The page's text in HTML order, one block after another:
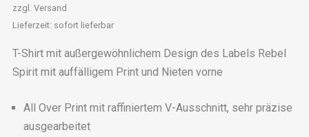
zzgl. Versand
Lieferzeit: sofort lieferbar
T-Shirt mit außergewöhnlichem Design des Labels Rebel
Spirit mit auffälligem Print und Nieten vorne
All Over Print mit raffiniertem V-Ausschnitt, sehr präzise
ausgearbeitet